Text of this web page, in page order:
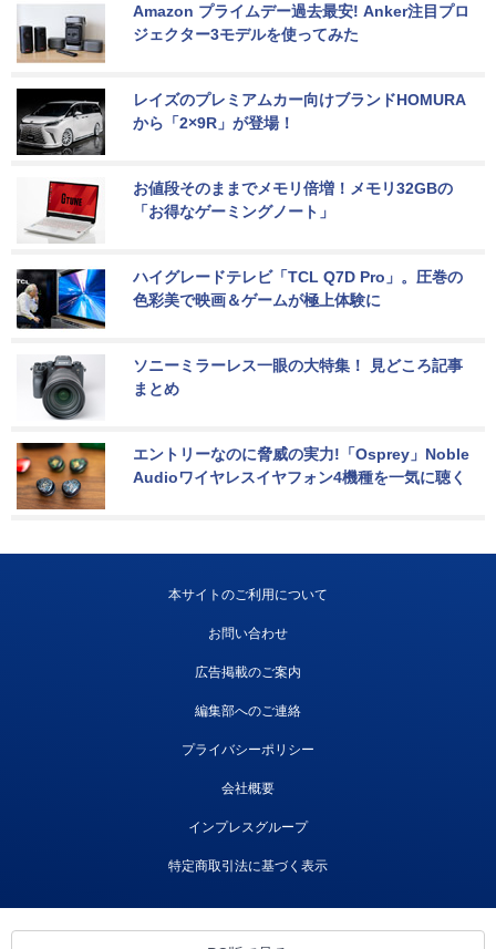
Amazon プライムデー過去最安! Anker注目プロ
ジェクター3モデルを使ってみた
レイズのプレミアムカー向けブランドHOMURA
から「2×9R」が登場！
お値段そのままでメモリ倍増！メモリ32GBの
「お得なゲーミングノート」
ハイグレードテレビ「TCL Q7D Pro」。圧巻の
色彩美で映画＆ゲームが極上体験に
ソニーミラーレス一眼の大特集！ 見どころ記事
まとめ
エントリーなのに脅威の実力!「Osprey」Noble
Audioワイヤレスイヤフォン4機種を一気に聴く
本サイトのご利用について
お問い合わせ
広告掲載のご案内
編集部へのご連絡
プライバシーポリシー
会社概要
インプレスグループ
特定商取引法に基づく表示